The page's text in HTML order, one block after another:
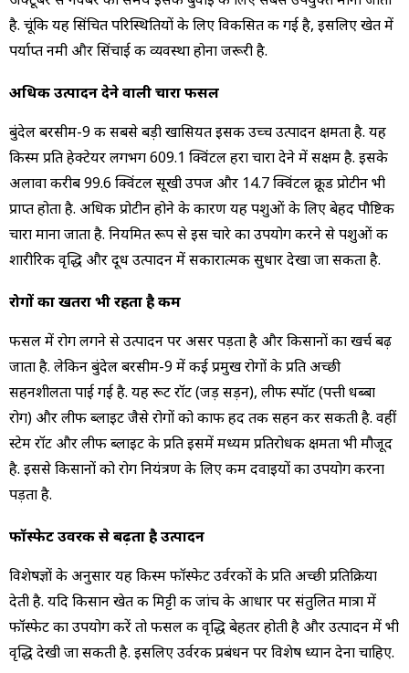
है. चूंकि यह सिंचित परिस्थितियों के लिए विकसित की गई है, इसलिए खेत में
पर्याप्त नमी और सिंचाई की व्यवस्था होना जरूरी है.
अधिक उत्पादन देने वाली चारा फसल
बुंदेल बरसीम-9 की सबसे बड़ी खासियत इसकी उच्च उत्पादन क्षमता है. यह
किस्म प्रति हेक्टेयर लगभग 609.1 क्विंटल हरा चारा देने में सक्षम है. इसके
अलावा करीब 99.6 क्विंटल सूखी उपज और 14.7 क्विंटल क्रूड प्रोटीन भी
प्राप्त होता है. अधिक प्रोटीन होने के कारण यह पशुओं के लिए बेहद पौष्टिक
चारा माना जाता है. नियमित रूप से इस चारे का उपयोग करने से पशुओं की
शारीरिक वृद्धि और दूध उत्पादन में सकारात्मक सुधार देखा जा सकता है.
रोगों का खतरा भी रहता है कम
फसल में रोग लगने से उत्पादन पर असर पड़ता है और किसानों का खर्च बढ़
जाता है. लेकिन बुंदेल बरसीम-9 में कई प्रमुख रोगों के प्रति अच्छी
सहनशीलता पाई गई है. यह रूट रॉट (जड़ सड़न), लीफ स्पॉट (पत्ती धब्बा
रोग) और लीफ ब्लाइट जैसे रोगों को काफी हद तक सहन कर सकती है. वहीं
स्टेम रॉट और लीफ ब्लाइट के प्रति इसमें मध्यम प्रतिरोधक क्षमता भी मौजूद
है. इससे किसानों को रोग नियंत्रण के लिए कम दवाइयों का उपयोग करना
पड़ता है.
फॉस्फेट उर्वरक से बढ़ता है उत्पादन
विशेषज्ञों के अनुसार यह किस्म फॉस्फेट उर्वरकों के प्रति अच्छी प्रतिक्रिया
देती है. यदि किसान खेत की मिट्टी की जांच के आधार पर संतुलित मात्रा में
फॉस्फेट का उपयोग करें तो फसल की वृद्धि बेहतर होती है और उत्पादन में भी
वृद्धि देखी जा सकती है. इसलिए उर्वरक प्रबंधन पर विशेष ध्यान देना चाहिए.